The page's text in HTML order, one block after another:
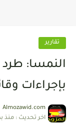
تقارير
النمسا:
بإجراءات
Almozawid.com
اخر تحديث : منذ